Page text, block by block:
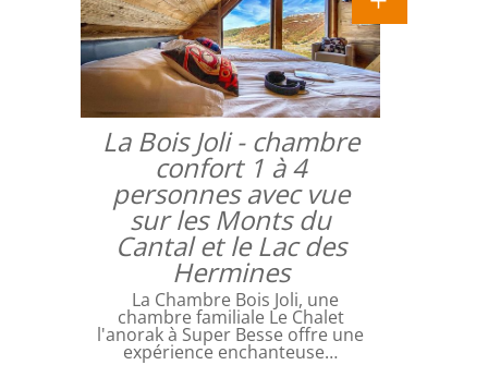
La Bois Joli - chambre
confort 1 à 4
personnes avec vue
sur les Monts du
Cantal et le Lac des
Hermines
La Chambre Bois Joli, une
chambre familiale Le Chalet
l'anorak à Super Besse offre une
expérience enchanteuse…